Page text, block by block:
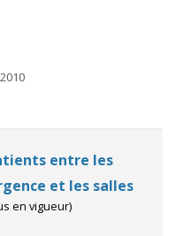
entre les
et les salles
en vigueur)